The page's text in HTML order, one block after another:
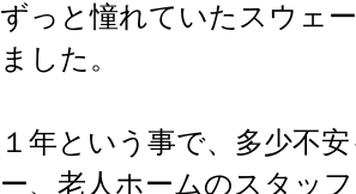
ずっと憧れていたスウェ
ました。
１年という事で、多少不
ー、老人ホームのスタッ